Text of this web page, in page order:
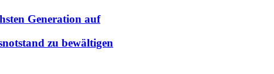
Generation auf
zu bewältigen